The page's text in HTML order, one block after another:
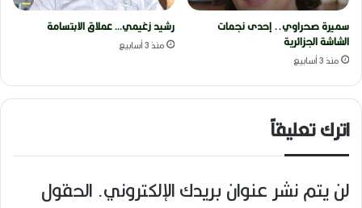
سميرة صحراوي.. إحدى نجمات
الشاشة الجزائرية
منذ 3 أسابيع
رشيد زغيمي… عملاق الابتسامة
منذ 3 أسابيع
اترك تعليقاً
لن يتم نشر عنوان بريدك الإلكتروني. الحقول